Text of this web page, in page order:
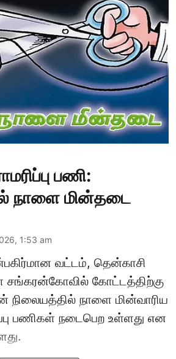
பணி:
நாளை மின்தடை
1:53 am
வட்டம், தென்காசி
சங்கரன்கோவில் கோட்டத்திற்கு
நிலையத்தில் நாளை மின்வாரிய
பணிகள் நடைபெற உள்ளது என